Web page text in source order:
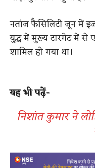
नतांज फैसिलिटी जून में
युद्ध में मुख्य टारगेट में
शामिल हो गया था।
यह भी पढ़ें-
निशांत कुमार ने